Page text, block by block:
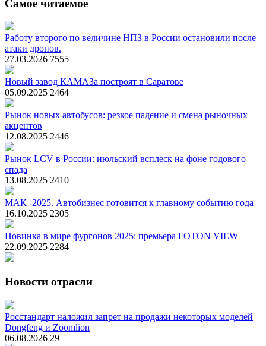
Самое читаемое
Работу второго по величине НПЗ в России остановили после
атаки дронов.
27.03.2026 7555
Новый завод КАМАЗа построят в Саратове
05.09.2025 2464
Рынок новых автобусов: резкое падение и смена рыночных
акцентов
12.08.2025 2446
Рынок LCV в России: июльский всплеск на фоне годового
спада
13.08.2025 2410
МАК -2025. Автобизнес готовится к главному событию года
16.10.2025 2305
Новинка в мире фургонов 2025: премьера FOTON VIEW
22.09.2025 2284
Новости отрасли
Росстандарт наложил запрет на продажи некоторых моделей
Dongfeng и Zoomlion
06.08.2026 29